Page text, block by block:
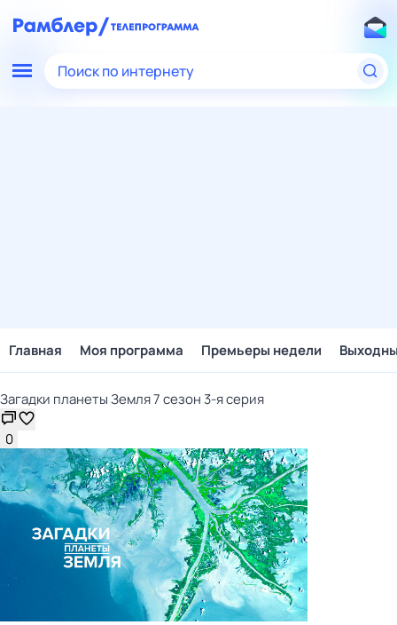
Поиск по интернету
Главная Моя программа Премьеры недели
Загадки планеты Земля 7 сезон 3-я серия
0